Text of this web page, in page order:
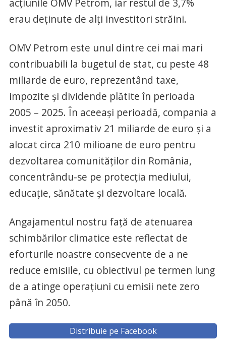
acțiunile OMV Petrom, iar restul de 3,7%
erau deținute de alți investitori străini.
OMV Petrom este unul dintre cei mai mari
contribuabili la bugetul de stat, cu peste 48
miliarde de euro, reprezentând taxe,
impozite și dividende plătite în perioada
2005 – 2025. În aceeași perioadă, compania a
investit aproximativ 21 miliarde de euro și a
alocat circa 210 milioane de euro pentru
dezvoltarea comunităților din România,
concentrându-se pe protecția mediului,
educație, sănătate și dezvoltare locală.
Angajamentul nostru față de atenuarea
schimbărilor climatice este reflectat de
eforturile noastre consecvente de a ne
reduce emisiile, cu obiectivul pe termen lung
de a atinge operațiuni cu emisii nete zero
până în 2050.
Distribuie pe Facebook